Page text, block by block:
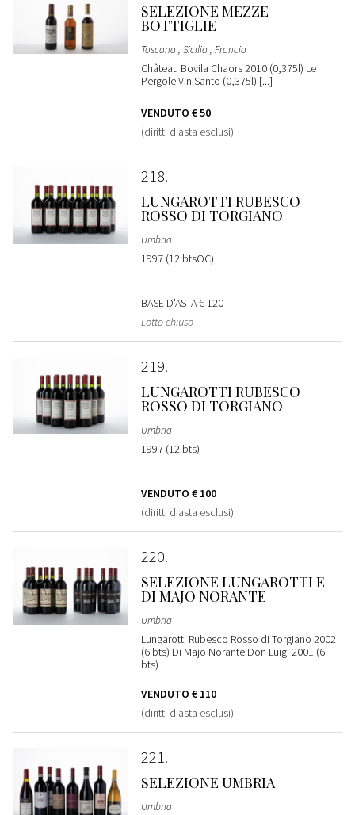
SELEZIONE MEZZE
BOTTIGLIE
Toscana , Sicilia , Francia
Château Bovila Chaors 2010 (0,375l) Le
Pergole Vin Santo (0,375l) [...]
VENDUTO € 50
(diritti d'asta esclusi)
218
LUNGAROTTI RUBESCO
ROSSO DI TORGIANO
Umbria
1997 (12 btsOC)
BASE D'ASTA€ 120
Lotto chiuso
219
LUNGAROTTI RUBESCO
ROSSO DI TORGIANO
Umbria
1997 (12 bts)
VENDUTO € 100
(diritti d'asta esclusi)
220
SELEZIONE LUNGAROTTI E
DI MAJO NORANTE
Umbria
Lungarotti Rubesco Rosso di Torgiano 2002
(6 bts) Di Majo Norante Don Luigi 2001 (6
bts)
VENDUTO € 110
(diritti d'asta esclusi)
221
SELEZIONE UMBRIA
Umbria